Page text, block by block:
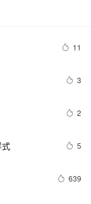
11
3
2
5
639